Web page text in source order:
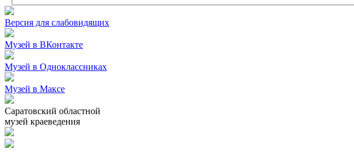
Версия для слабовидящих
Музей в ВКонтакте
Музей в Одноклассниках
Музей в Максе
Саратовский областной
музей краеведения